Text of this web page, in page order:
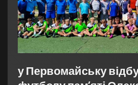
у Первомайську